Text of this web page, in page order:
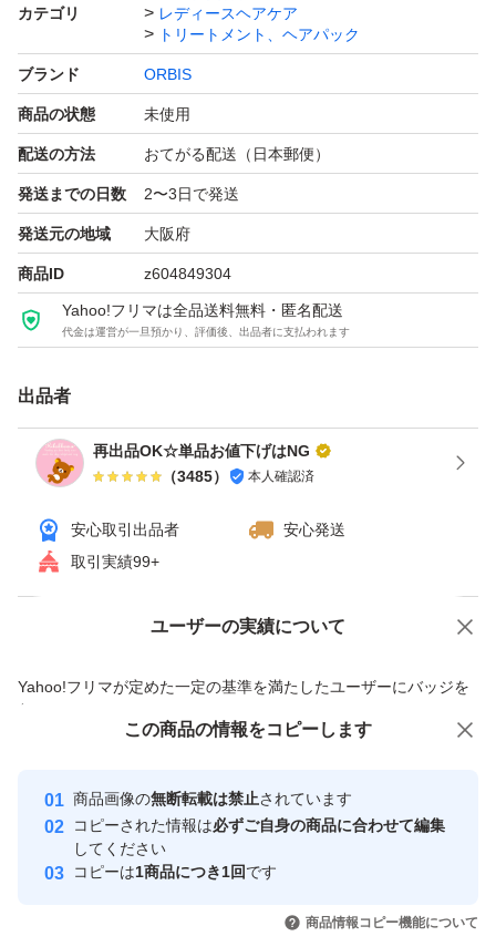
(;´人`)
他のお品物と同梱でしたら
差額送料お引きします
*
*
オルビスさんは
ご注文金額 3,300円未満の
・宅配便 360円
・メール便 190円
上記の送料が上乗せされますが
送料も無料です(^^)
どうぞ宜しくお願い致します
カテゴリ
レディースヘアケア
トリートメント、ヘアパック
ブランド ORBIS
商品の状態 未使用
配送の方法 おてがる配送（日本郵便）
発送までの日数 2〜3日で発送
発送元の地域 大阪府
商品ID z604849304
Yahoo!フリマは全品送料無料・匿名配送
代金は運営が一旦預かり、評価後、出品者に支払われます
出品者
再出品OK☆単品お値下げはNG
（3485） 本人確認済
安心取引出品者
安心発送
取引実績99+
ユーザーの実績について
Yahoo!フリマが定めた一定の基準を満たしたユーザーにバッジを
付与しています
安心取引出品者
心・安全なユーザーです
取引実績
引を完了させた実績があります
価格の相談 商品への質問
この商品の情報をコピーします
商品画像の無断転載は禁止されています
コピーされた情報は必ずご自身の商品に合わせて編集
してください
コピーは1商品につき1回です
商品情報コピー機能について
この商品をみている人にオススメ